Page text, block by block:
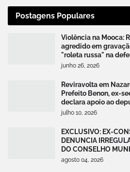
Postagens Populares
Violência na Mooca:
agredido em
"roleta russa" na
junho 26, 2026
Reviravolta em
Prefeito Benon, ex-
declara apoio ao
julho 10, 2026
EXCLUSIVO: EX-
DENUNCIA
DO CONSELHO
agosto 04, 2026